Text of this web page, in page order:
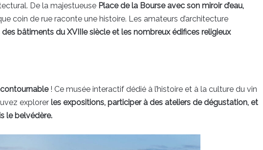
De la majestueuse Place de la Bourse avec son miroir d’eau,
coin de rue raconte une histoire. Les amateurs d’architecture
bâtiments du XVIIIe siècle et les nombreux édifices religieux
! Ce musée interactif dédié à l’histoire et à la culture du vin
explorer les expositions, participer à des ateliers de dégustation, et
le belvédère.